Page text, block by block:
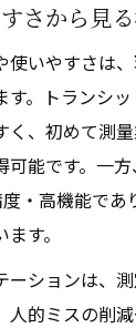
さから見
使いやすさは
す。トランシ
く、初めて測
可能です。一
・高機能で
す。
ーションは、
人的ミスの削